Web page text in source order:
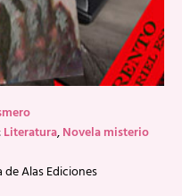
Literatura,Novela misterio
Alas Ediciones